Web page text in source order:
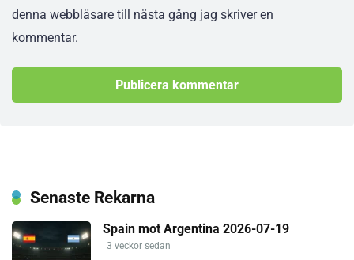
denna webbläsare till nästa gång jag skriver en
kommentar.
Senaste Rekarna
Spain mot Argentina 2026-07-19
3 veckor sedan